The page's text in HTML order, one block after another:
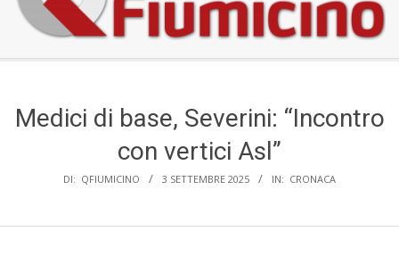
QFIUMICINO.COM
MenuMedici di base, Severini: “Incontro
con vertici Asl”
DI: QFIUMICINO 3 SETTEMBRE 2025 IN: CRONACA